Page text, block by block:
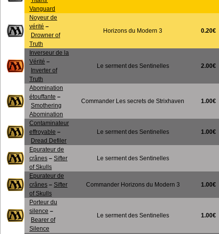
Vanguard
Noyeur de
vérité –
Drowner of
Truth
Horizons du Modern 3 0.20€
Inverseur de la
Vérité –
Inverter of
Truth
Le serment des Sentinelles 2.00€
Abomination
étouffante –
Smothering
Abomination
Commander Les secrets de Strixhaven 1.00€
Contaminateur
effroyable –
Dread Defiler
Le serment des Sentinelles 1.00€
Epurateur de
crânes – Sifter
of Skulls
Le serment des Sentinelles
Epurateur de
crânes – Sifter
of Skulls
Commander Horizons du Modern 3 1.00€
Porteur du
silence –
Bearer of
Silence
Le serment des Sentinelles 1.00€